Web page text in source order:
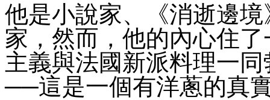
他是小說家、《消逝邊
家，然而，他的內心住
主義與法國新派料理一
──這是一個有洋蔥的真